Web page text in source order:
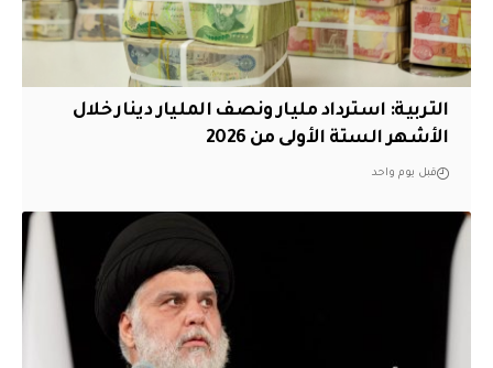
التربية: استرداد مليار ونصف المليار دينار خلال
الأشهر الستة الأولى من 2026
قبل يوم واحد